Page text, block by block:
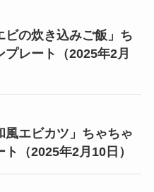
ビの炊き込みご飯」ち
レート（2025年2月
風エビカツ」ちゃちゃ
（2025年2月10日）